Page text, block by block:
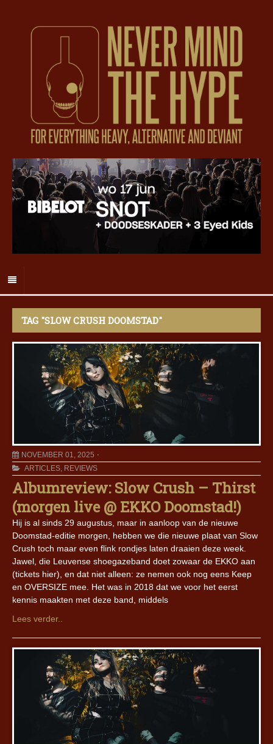
TAG "SLOW CRUSH DOOMSTAD"
NOVEMBER 01, 2025
ARTICLES, REVIEWS
Albumreview: Slow Crush – Thirst
(morgen live @ EKKO Doomstad!)
Hij is al sinds 29 augustus, maar in aanloop van de nieuwe
Doomstad-editie morgen, hebben we die nieuwe plaat van Slow
Crush toch maar even flink rondjes laten draaien deze week.
Jawel, die Leuvense shoegazeband doet zowaar de EKKO aan
(tickets hier), en dat niet alleen: ze nemen ook nog eens Keep
en OVERSIZE mee. Het was in 2018 dat we voor het eerst
kennis maakten met deze band, middels
Lees verder..